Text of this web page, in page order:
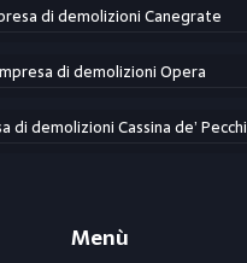
di demolizioni Canegrate
di demolizioni Opera
di demolizioni Cassina de’ Pecchi
Menù